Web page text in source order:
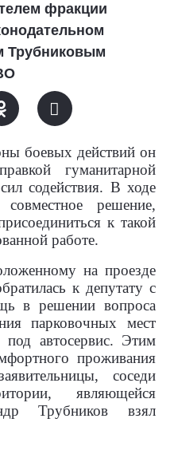
фракции
Трубниковым
боевых действий он
гуманитарной
содействия. В ходе
решение,
к такой
работе.
на проезде
к депутату с
в решении вопроса
парковочных мест
автосервис. Этим
проживания
соседи
являющейся
Трубников взял